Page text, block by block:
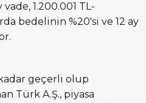
1.200.001 TL-
bedelinin %20'si ve 12 ay
kadar geçerli olup
Türk A.Ş., piyasa